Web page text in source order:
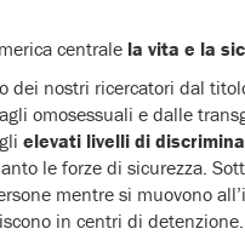
centrale la vita e la
dei nostri ricercatori dal
omosessuali e dalle
elevati livelli di
le forze di sicurezza.
mentre si muovono
in centri di detenzione.